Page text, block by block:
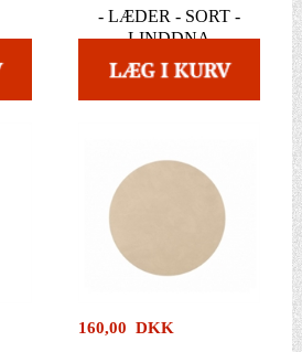
- LÆDER - SORT -
LINDDNA
160,00 DKK